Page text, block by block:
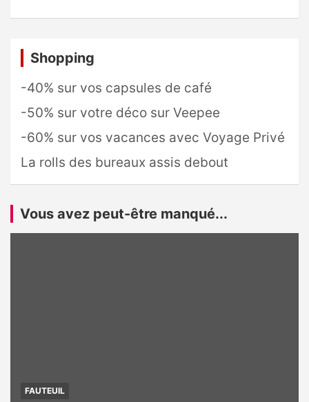
Shopping
-40% sur vos capsules de café
-50% sur votre déco sur Veepee
-60% sur vos vacances avec Voyage Privé
La rolls des bureaux assis debout
Vous avez peut-être manqué...
FAUTEUIL